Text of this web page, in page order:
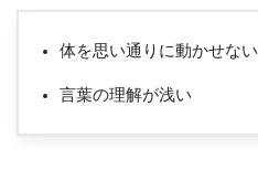
体を思い通りに動かせない
言葉の理解が浅い